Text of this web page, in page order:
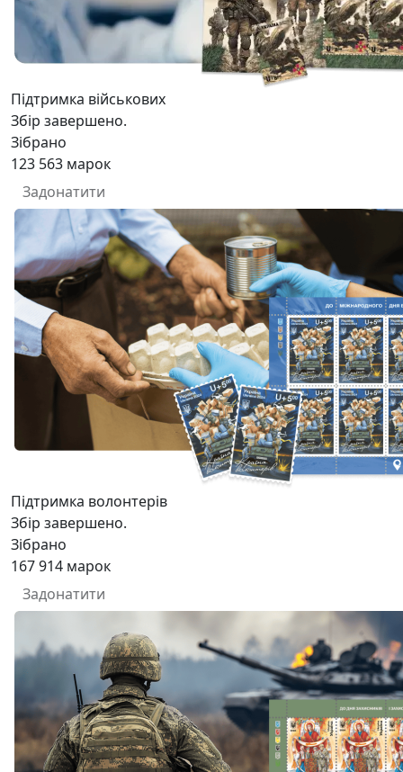
Підтримка військових
Збір завершено.
Зібрано
123 563 марок
Задонатити
Підтримка волонтерів
Збір завершено.
Зібрано
167 914 марок
Задонатити